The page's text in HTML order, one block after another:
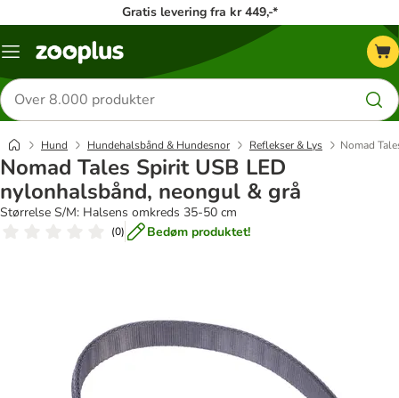
Gratis levering fra kr 449,-*
Menu
Søg
efter
produkter
Hund Hundehalsbånd & Hundesnor Reflekser & Lys Nomad
Nomad Tales Spirit USB LED
nylonhalsbånd, neongul & grå
Størrelse S/M: Halsens omkreds 35-50 cm
(0) Bedøm produktet!